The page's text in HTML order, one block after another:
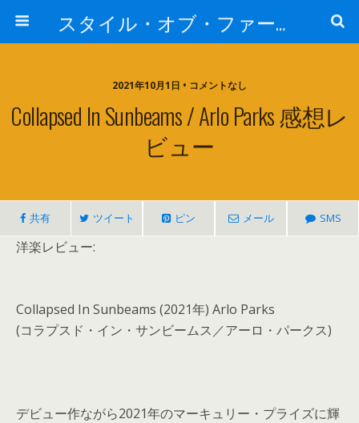
スタイル・オブ・ファー・イースト
2021年10月1日 • コメントなし
Collapsed In Sunbeams / Arlo Parks 感想レ
ビュー
共有 ツイート ピン メール SMS
洋楽レビュー:
Collapsed In Sunbeams (2021年) Arlo Parks
(コラプスド・イン・サンビームス／アーロ・パークス)
デビュー作ながら2021年のマーキュリー・ プライズに輝